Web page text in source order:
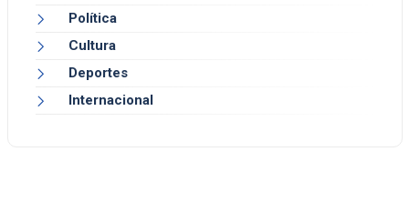
Política
Cultura
Deportes
Internacional